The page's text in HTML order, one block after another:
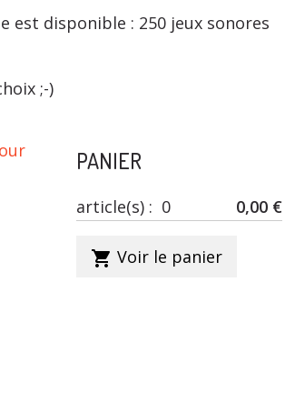
disponible : 250 jeux sonores
;-)
PANIER
article(s) : 0 0,00 €
shopping_cart Voir le panier